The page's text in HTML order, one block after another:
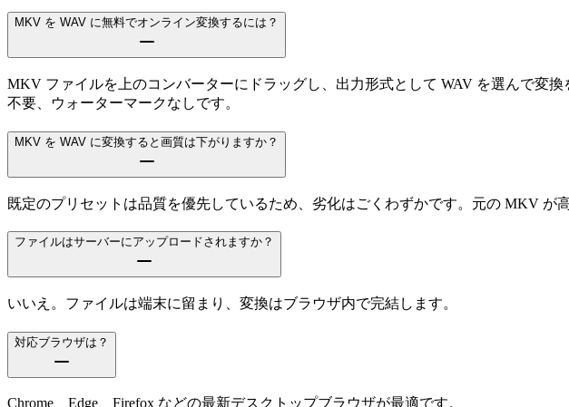
MKV を WAV に無料でオンライン変換するには？
MKV ファイルを上のコンバーターにドラッグし、出力形式として WAV を選んで変
不要、ウォーターマークなしです。
MKV を WAV に変換すると画質は下がりますか？
既定のプリセットは品質を優先しているため、劣化はごくわずかです。元の MKV が
ファイルはサーバーにアップロードされますか？
いいえ。ファイルは端末に留まり、変換はブラウザ内で完結します。
対応ブラウザは？
Chrome、Edge、Firefox などの最新デスクトップブラウザが最適です。